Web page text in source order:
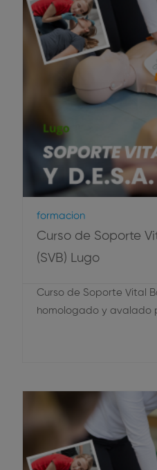
Formacion
Curso de Soporte
(SVB) Lugo
Curso de Soporte Vital
homologado y avalado